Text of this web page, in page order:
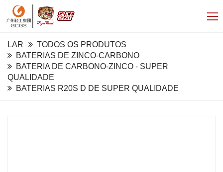
LAR
TODOS OS PRODUTOS
BATERIAS DE ZINCO-CARBONO
BATERIA DE CARBONO-ZINCO - SUPER
QUALIDADE
BATERIAS R20S D DE SUPER QUALIDADE